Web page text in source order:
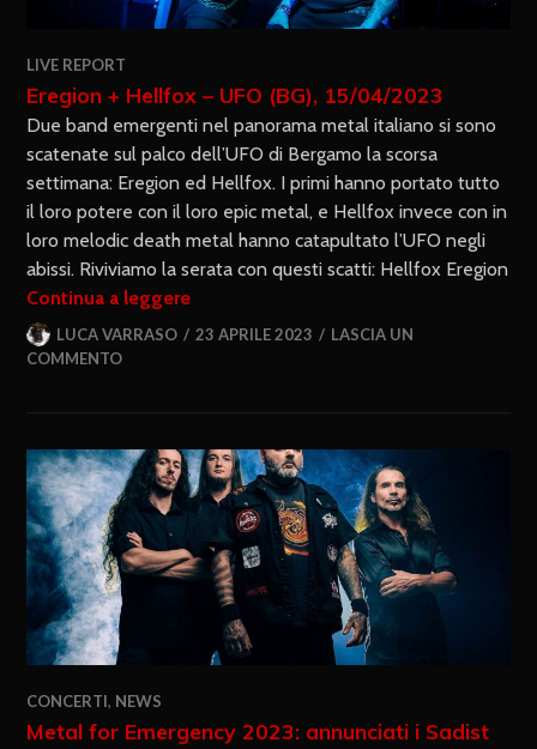
LIVE REPORT
Eregion + Hellfox – UFO (BG), 15/04/2023
Due band emergenti nel panorama metal italiano si sono
scatenate sul palco dell’UFO di Bergamo la scorsa
settimana: Eregion ed Hellfox. I primi hanno portato tutto
il loro potere con il loro epic metal, e Hellfox invece con in
loro melodic death metal hanno catapultato l’UFO negli
abissi. Riviviamo la serata con questi scatti: Hellfox Eregion
Continua a leggere
LUCA VARRASO 23 APRILE 2023
LASCIA UN
COMMENTO
CONCERTI, NEWS
Metal for Emergency 2023: annunciati i Sadist